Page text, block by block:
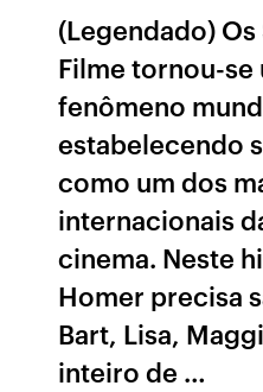
(Legendado)
Filme tornou-
fenômeno
estabelecendo
como um dos
internacionais
cinema. Neste
Homer precisa
Bart, Lisa,
inteiro de …